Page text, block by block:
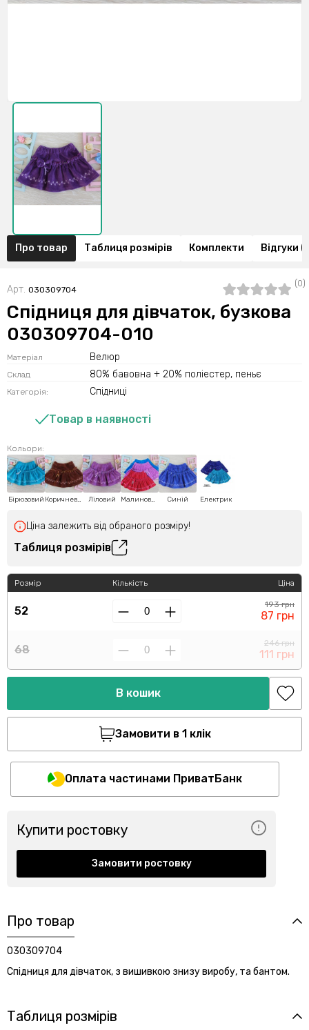
Про товар Таблиця розмірів Комплекти Відгуки
Арт. 030309704
(0)
Спідниця для дівчаток, бузкова
030309704-010
Матеріал Велюр
Склад 80% бавовна + 20% поліестер, пеньє
Категорія: Спідниці
Товар в наявності
Кольори:
Бірюзовий Коричневий Ліловий Малиновий Синій Електрик
Ціна залежить від обраного розміру!
Таблиця розмірів
Розмір
52
68
Кількість Ціна
193 грн
87 грн
246 грн
111 грн
В кошик
Замовити в 1 клік
Оплата частинами ПриватБанк
Купити ростовку
Замовити ростовку
Про товар
030309704
Спідниця для дівчаток, з вишивкою знизу виробу, та бантом.
Таблиця розмірів